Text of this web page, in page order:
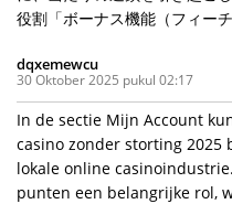
役割「ボーナス機能（フィー
dqxemewcu
30 Oktober 2025 pukul 02:17
In de sectie Mijn Account
casino zonder storting 2025
lokale online
punten een belangrijke rol,